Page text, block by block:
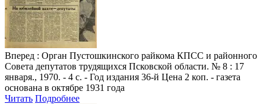
Вперед : Орган Пустошкинского райкома КПСС и районного
Совета депутатов трудящихся Псковской области. № 8 : 17
января., 1970. - 4 с. - Год издания 36-й Цена 2 коп. - газета
основана в октябре 1931 года
Читать Подробнее